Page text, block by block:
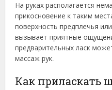
На руках располагается
прикосновение к таким
поверхность предплечья
вызывает приятные
предварительных ласк
массаж рук.
Как приласкать